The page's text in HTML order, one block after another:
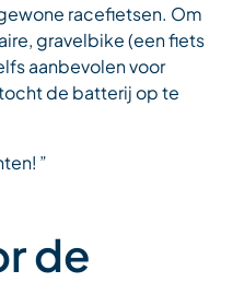
racefietsen. Om
gravelbike (een fiets
aanbevolen voor
de batterij op te
”
de